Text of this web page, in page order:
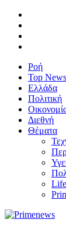
Ροή
Top News
Ελλάδα
Πολιτική
Διεθνή
Θέματα